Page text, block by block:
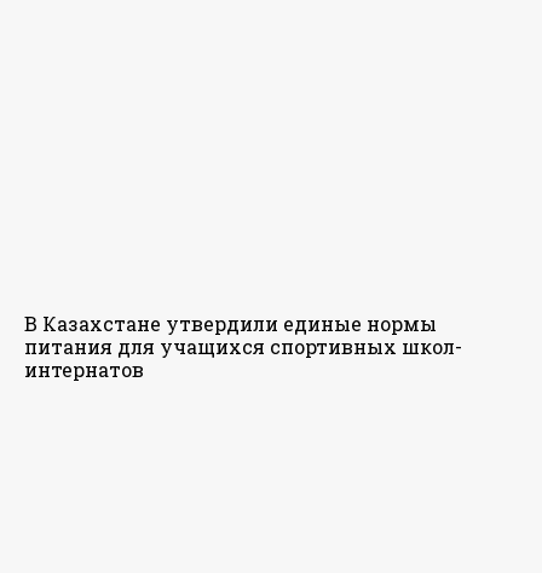
В Казахстане утвердили единые нормы
питания для учащихся спортивных школ-
интернатов